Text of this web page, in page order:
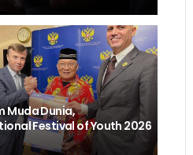
Muda Dunia,
Festival of Youth 2026